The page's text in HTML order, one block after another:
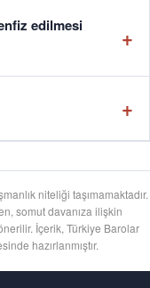
edilmesi
niteliği taşımamaktadır.
somut davanıza ilişkin
İçerik, Türkiye Barolar
hazırlanmıştır.